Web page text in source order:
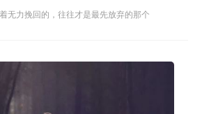
力挽回的，往往才是最先放弃的那个